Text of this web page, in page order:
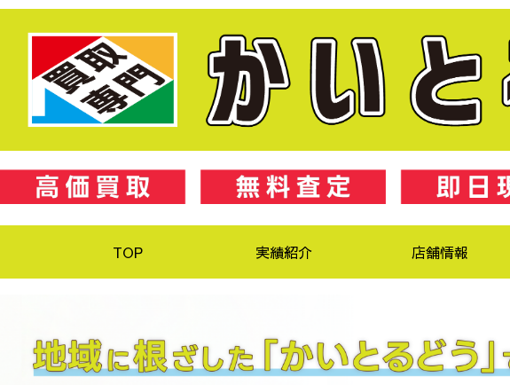
TOP 実績紹介 店舗情報